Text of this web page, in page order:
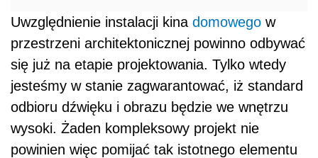
Uwzględnienie instalacji kina domowego w
przestrzeni architektonicznej powinno odbywać
się już na etapie projektowania. Tylko wtedy
jesteśmy w stanie zagwarantować, iż standard
odbioru dźwięku i obrazu będzie we wnętrzu
wysoki. Żaden kompleksowy projekt nie
powinien więc pomijać tak istotnego elementu